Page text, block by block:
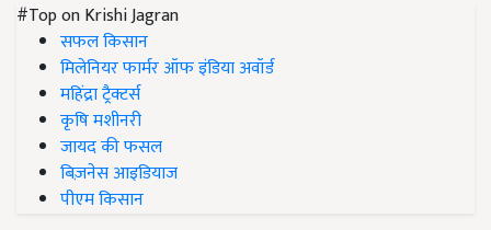
#Top on Krishi Jagran
सफल किसान
मिलेनियर फार्मर ऑफ इंडिया अवॉर्ड
महिंद्रा ट्रैक्टर्स
कृषि मशीनरी
जायद की फसल
बिज़नेस आइडियाज
पीएम किसान